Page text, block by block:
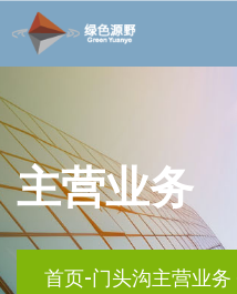
主营业务
首页-门头沟主营业务